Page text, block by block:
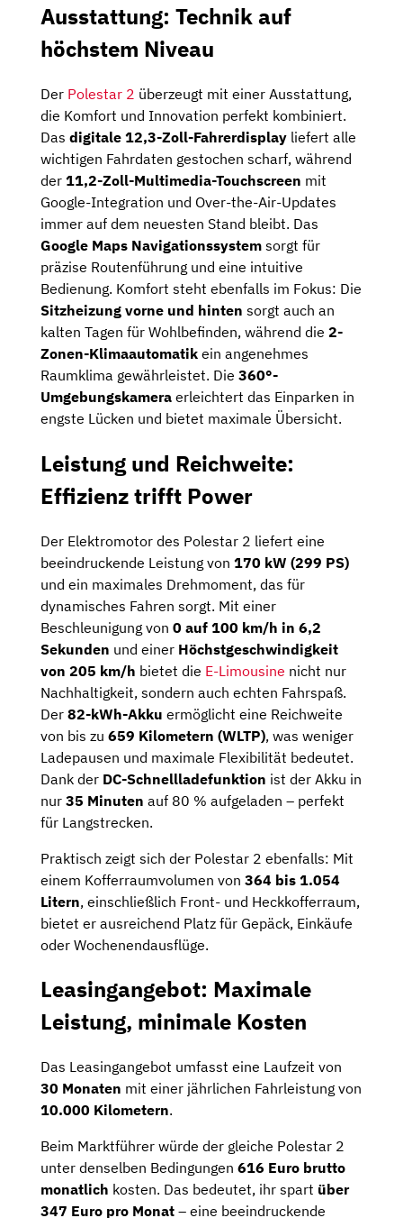
Ausstattung: Technik auf
höchstem Niveau
Der Polestar 2 überzeugt mit einer Ausstattung,
die Komfort und Innovation perfekt kombiniert.
Das digitale 12,3-Zoll-Fahrerdisplay liefert alle
wichtigen Fahrdaten gestochen scharf, während
der 11,2-Zoll-Multimedia-Touchscreen mit
Google-Integration und Over-the-Air-Updates
immer auf dem neuesten Stand bleibt. Das
Google Maps Navigationssystem sorgt für
präzise Routenführung und eine intuitive
Bedienung. Komfort steht ebenfalls im Fokus: Die
Sitzheizung vorne und hinten sorgt auch an
kalten Tagen für Wohlbefinden, während die 2-
Zonen-Klimaautomatik ein angenehmes
Raumklima gewährleistet. Die 360°-
Umgebungskamera erleichtert das Einparken in
engste Lücken und bietet maximale Übersicht.
Leistung und Reichweite:
Effizienz trifft Power
Der Elektromotor des Polestar 2 liefert eine
beeindruckende Leistung von 170 kW (299 PS)
und ein maximales Drehmoment, das für
dynamisches Fahren sorgt. Mit einer
Beschleunigung von 0 auf 100 km/h in 6,2
Sekunden und einer Höchstgeschwindigkeit
von 205 km/h bietet die E-Limousine nicht nur
Nachhaltigkeit, sondern auch echten Fahrspaß.
Der 82-kWh-Akku ermöglicht eine Reichweite
von bis zu 659 Kilometern (WLTP), was weniger
Ladepausen und maximale Flexibilität bedeutet.
Dank der DC-Schnellladefunktion ist der Akku in
nur 35 Minuten auf 80 % aufgeladen – perfekt
für Langstrecken.
Praktisch zeigt sich der Polestar 2 ebenfalls: Mit
einem Kofferraumvolumen von 364 bis 1.054
Litern, einschließlich Front- und Heckkofferraum,
bietet er ausreichend Platz für Gepäck, Einkäufe
oder Wochenendausflüge.
Leasingangebot: Maximale
Leistung, minimale Kosten
Das Leasingangebot umfasst eine Laufzeit von
30 Monaten mit einer jährlichen Fahrleistung von
10.000 Kilometern.
Beim Marktführer würde der gleiche Polestar 2
unter denselben Bedingungen 616 Euro brutto
monatlich kosten. Das bedeutet, ihr spart über
347 Euro pro Monat – eine beeindruckende